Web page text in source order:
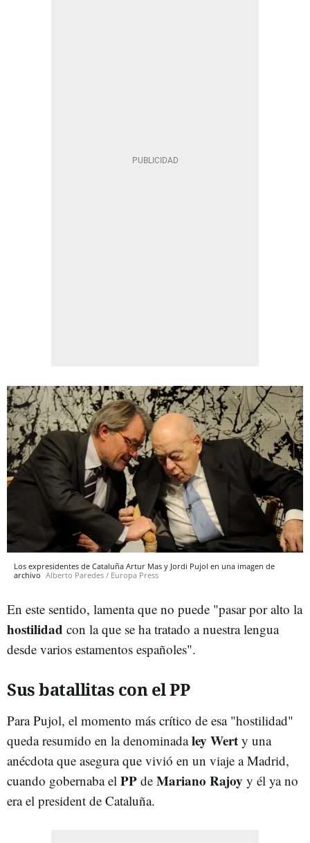
Los expresidentes de Cataluña Artur Mas y Jordi Pujol en una imagen de
archivo Alberto Paredes / Europa Press
En este sentido, lamenta que no puede "pasar por alto la
hostilidad con la que se ha tratado a nuestra lengua
desde varios estamentos españoles".
Sus batallitas con el PP
Para Pujol, el momento más crítico de esa "hostilidad"
queda resumido en la denominadaley Wert y una
anécdota que asegura que vivió en un viaje a Madrid,
cuando gobernaba el PP de Mariano Rajoy y él ya no
era el president de Cataluña.